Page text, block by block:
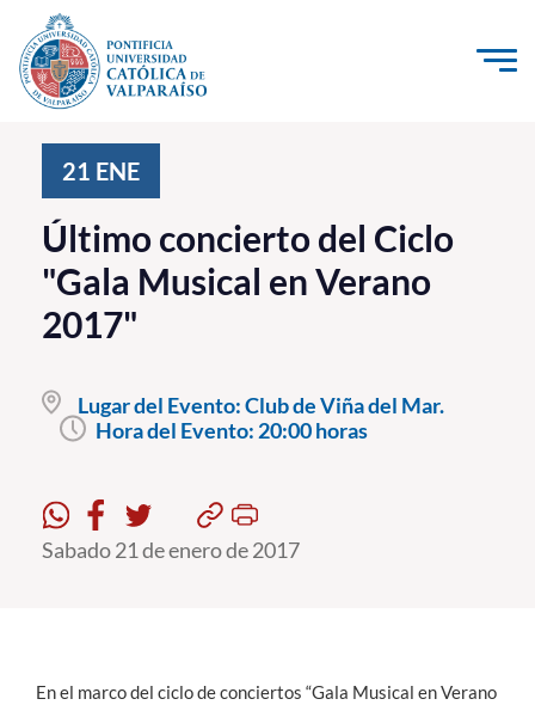
Click acá para ir directamente al contenido
Investigación, Creación e Innovación
PUCV Internacional
Vinculación con el Medio
Pregrado
Formación Continua
Funcionarios
21 ENE
Último concierto del Ciclo
"Gala Musical en Verano
2017"
Lugar del Evento:Club de Viña del Mar.
Hora del Evento: 20:00 horas
Sabado 21 de enero de 2017
En el marco del ciclo de conciertos “Gala Musical en Verano